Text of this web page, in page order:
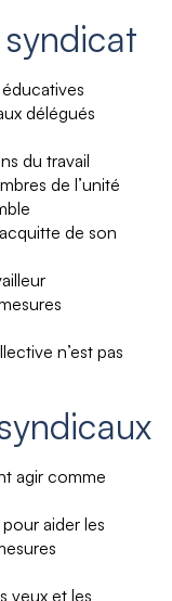
délégués
du travail
de l’unité
de son
n’est pas
agir comme
aider les
yeux et les